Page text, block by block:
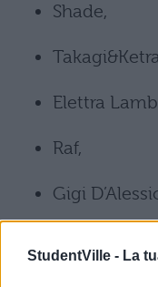
StudentVille - La
Shade,
Elettra
Raf,
Gigi